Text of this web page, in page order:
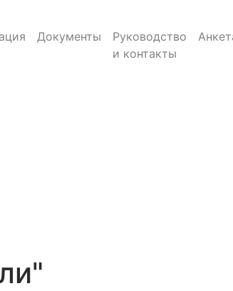
Документы
Руководство
и контакты